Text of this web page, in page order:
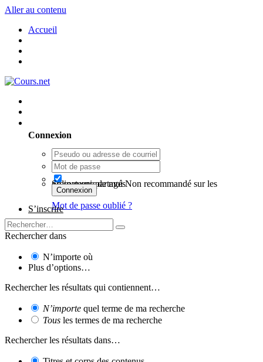
Aller au contenu
Accueil
Connexion
Se souvenir de moi
Non recommandé sur les ordinateurs partagés
Connexion
Mot de passe oublié ?
S’inscrire
Rechercher dans
N’importe où
Plus d’options…
Rechercher les résultats qui contiennent…
N’importe quel terme de ma recherche
Tous les termes de ma recherche
Rechercher les résultats dans…